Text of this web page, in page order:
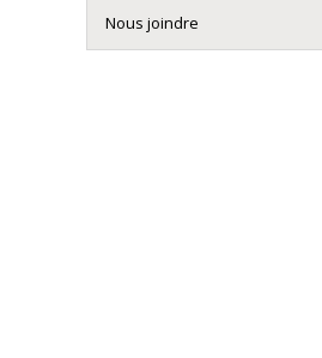
Nous joindre